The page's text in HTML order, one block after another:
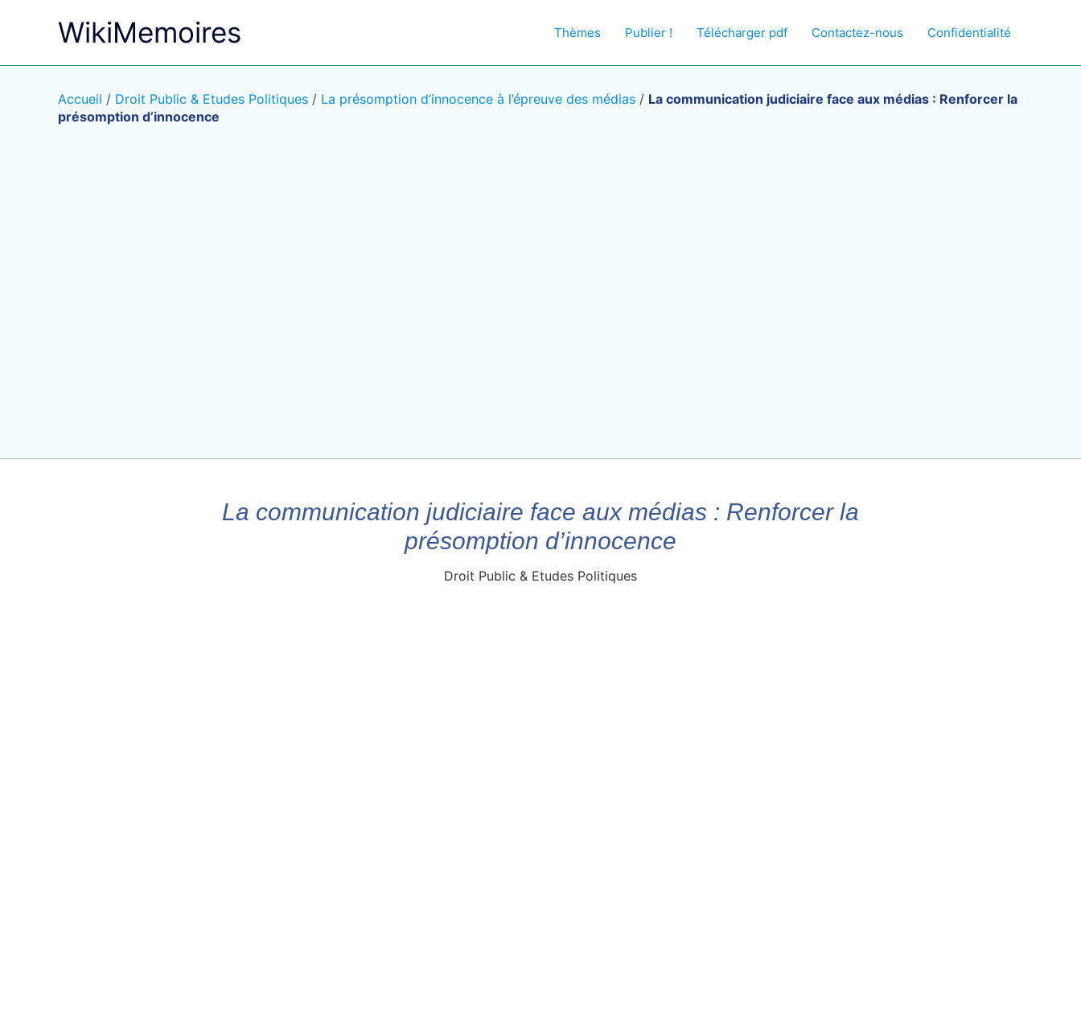
WikiMemoires Thèmes Publier ! Télécharger pdf Contactez-nous Confidentialité
Accueil / Droit Public & Etudes Politiques / La présomption d’innocence à l’épreuve des médias / La communication judiciaire face aux médias : Renforcer la
présomption d’innocence
La communication judiciaire face aux médias : Renforcer la
présomption d’innocence
Droit Public & Etudes Politiques